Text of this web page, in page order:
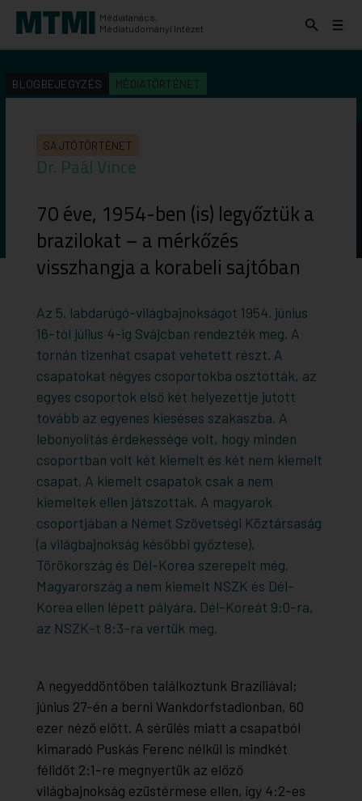
Médiatanács,
Médiatudományi Intézet
KERESÉS AZ INTÉZET ANYAGAI KÖZÖTT
indítása
Keresés
Menü
BLOGBEJEGYZÉS MÉDIATÖRTÉNET
Dr. Paál Vince
SAJTÓTÖRTÉNET
70 éve, 1954-ben (is) legyőztük a
brazilokat – a mérkőzés
visszhangja a korabeli sajtóban
Az 5. labdarúgó-világbajnokságot 1954. június
16-tól július 4-ig Svájcban rendezték meg. A
tornán tizenhat csapat vehetett részt. A
csapatokat négyes csoportokba osztották, az
egyes csoportok első két helyezettje jutott
tovább az egyenes kieséses szakaszba. A
lebonyolítás érdekessége volt, hogy minden
csoportban volt két kiemelt és két nem kiemelt
csapat. A kiemelt csapatok csak a nem
kiemeltek ellen játszottak. A magyarok
csoportjában a Német Szövetségi Köztársaság
(a világbajnokság későbbi győztese),
Törökország és Dél-Korea szerepelt még.
Magyarország a nem kiemelt NSZK és Dél-
Korea ellen lépett pályára. Dél-Koreát 9:0-ra,
az NSZK-t 8:3-ra vertük meg.
A negyeddöntőben találkoztunk Brazíliával;
június 27-én a berni Wankdorfstadionban, 60
ezer néző előtt. A sérülés miatt a csapatból
kimaradó Puskás Ferenc nélkül is mindkét
félidőt 2:1-re megnyertük az előző
világbajnokság ezüstérmese ellen, így 4:2-es